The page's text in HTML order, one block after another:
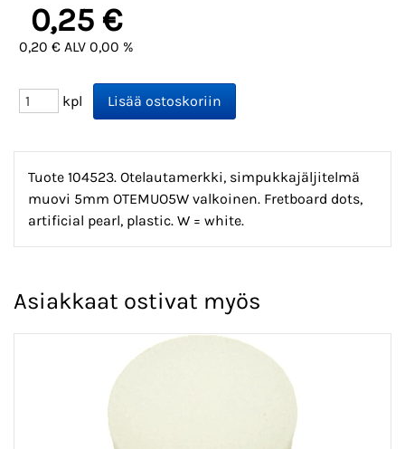
0,25 €
0,20 € ALV 0,00 %
kpl
Tuote 104523. Otelautamerkki, simpukkajäljitelmä
muovi 5mm OTEMUO5W valkoinen. Fretboard dots,
artificial pearl, plastic. W = white.
Asiakkaat ostivat myös